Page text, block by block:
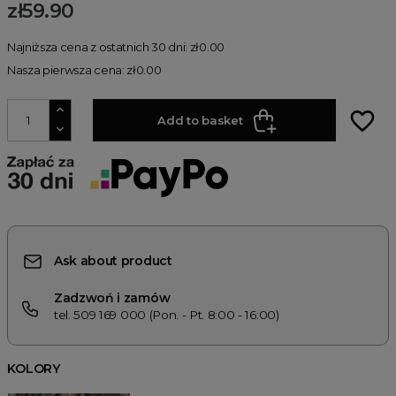
zł59.90
Najniższa cena z ostatnich 30 dni: zł0.00
Nasza pierwsza cena: zł0.00
Add to basket favorite_border
Ask about product
Zadzwoń i zamów
tel. 509 169 000 (Pon. - Pt. 8:00 - 16:00)
KOLORY